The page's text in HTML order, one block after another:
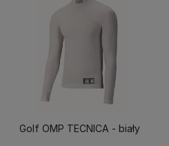
Golf OMP TECNICA - biały